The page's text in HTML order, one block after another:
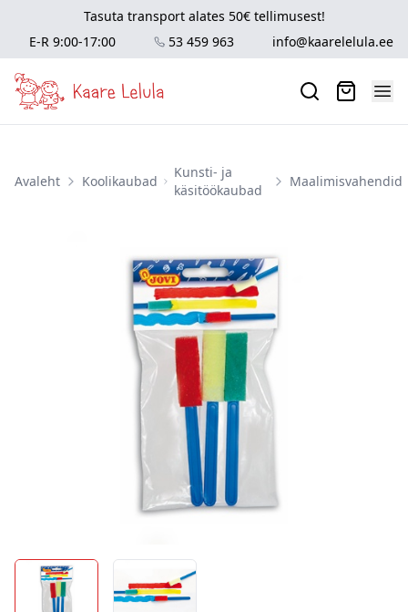
Tasuta transport alates 50€ tellimusest!
E-R 9:00-17:00
53 459 963 info@kaarelelula.ee
Avaleht Koolikaubad
Kunsti- ja
käsitöökaubad
Maalimisvahendid